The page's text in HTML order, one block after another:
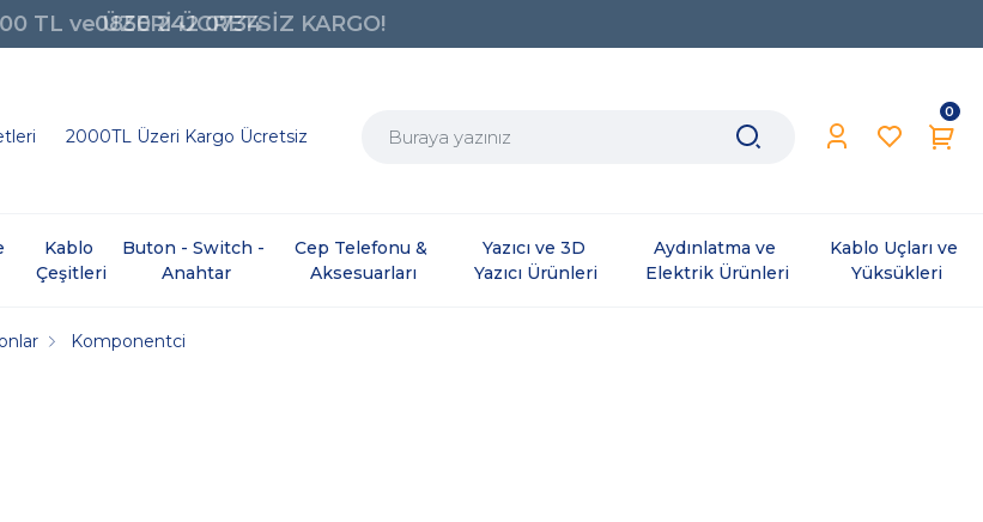
0850 242 0734
2000TL Üzeri Kargo Ücretsiz
0
Kablo
Çeşitleri
Buton - Switch -
Anahtar
Cep Telefonu &
Aksesuarları
Yazıcı ve 3D
Yazıcı Ürünleri
Aydınlatma ve
Elektrik Ürünleri
Kablo Uçları ve
Yüksükleri
Komponentci